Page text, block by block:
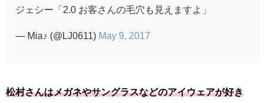
ジェシー「2.0 お客さんの毛穴も見えますよ」
— Mia♪ (@LJ0611) May 9, 2017
松村さんはメガネやサングラスなどのアイウェアが好き